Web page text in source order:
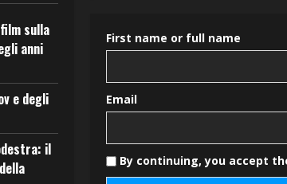
sulla
anni
e degli
il
First name or full name
Email
By continuing, you accept